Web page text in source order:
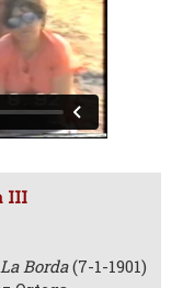
III
La Borda(7-1-1901)